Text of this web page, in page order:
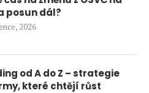
posun dál?
2026
od A do Z – strategie
které chtějí růst